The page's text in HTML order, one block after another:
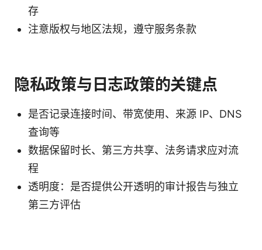
存
注意版权与地区法规，遵守服务条款
隐私政策与日志政策的关键点
是否记录连接时间、带宽使用、来源 IP、DNS
查询等
数据保留时长、第三方共享、法务请求应对流
程
透明度：是否提供公开透明的审计报告与独立
第三方评估